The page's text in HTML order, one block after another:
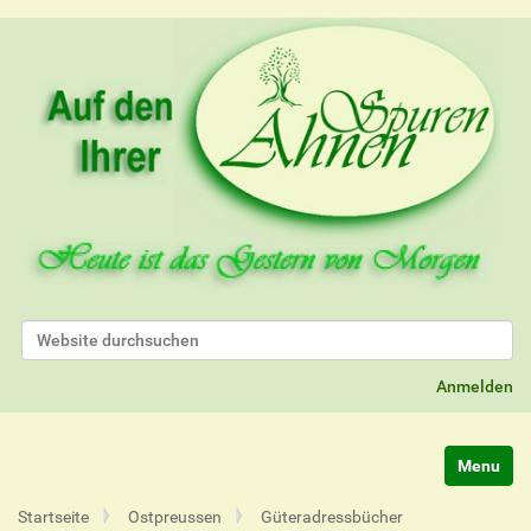
Website durchsuchen
Anmelden
Startseite Ostpreussen Güteradressbücher